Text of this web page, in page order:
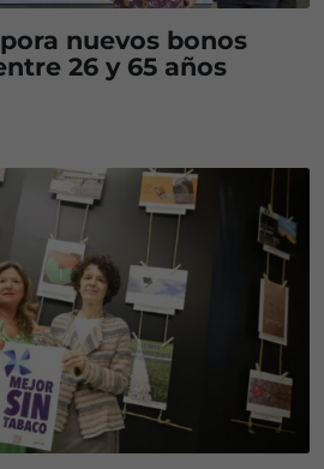
nuevos bonos
26 y 65 años